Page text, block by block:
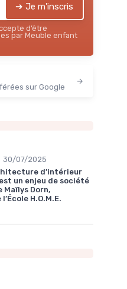
➔ Je m'inscris
d’être
par Meuble enfant
sur Google
30/07/2025
d’intérieur
un enjeu de société
Maïlys Dorn,
H.O.M.E.